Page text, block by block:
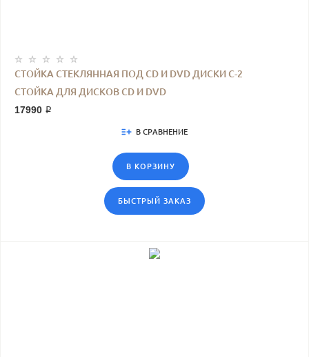
СТОЙКА СТЕКЛЯННАЯ ПОД CD И DVD ДИСКИ С-2
СТОЙКА ДЛЯ ДИСКОВ CD И DVD
17990 ₽
В СРАВНЕНИЕ
В КОРЗИНУ
БЫСТРЫЙ ЗАКАЗ